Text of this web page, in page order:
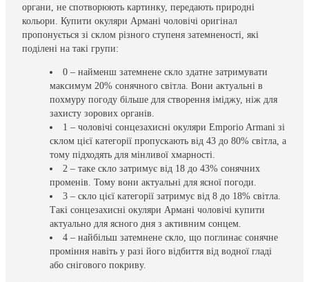
органи, не спотворюють картинку, передають природні
кольори. Купити окуляри Армані чоловічі оригінал
пропонується зі склом різного ступеня затемненості, які
поділені на такі групи:
0 – найменш затемнене скло здатне затримувати
максимум 20% сонячного світла. Вони актуальні в
похмуру погоду більше для створення іміджу, ніж для
захисту зорових органів.
1 – чоловічі сонцезахисні окуляри Emporio Armani зі
склом цієї категорії пропускають від 43 до 80% світла, а
тому підходять для мінливої хмарності.
2 – таке скло затримує від 18 до 43% сонячних
променів. Тому вони актуальні для ясної погоди.
3 – скло цієї категорії затримує від 8 до 18% світла.
Такі сонцезахисні окуляри Армані чоловічі купити
актуально для ясного дня з активним сонцем.
4 – найбільш затемнене скло, що поглинає сонячне
проміння навіть у разі його відбиття від водної гладі
або снігового покриву.